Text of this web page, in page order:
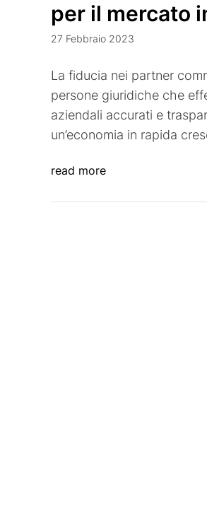
per il mercato
27 Febbraio 2023
La fiducia nei partner
persone giuridiche che
aziendali accurati e
un’economia in rapida
read more